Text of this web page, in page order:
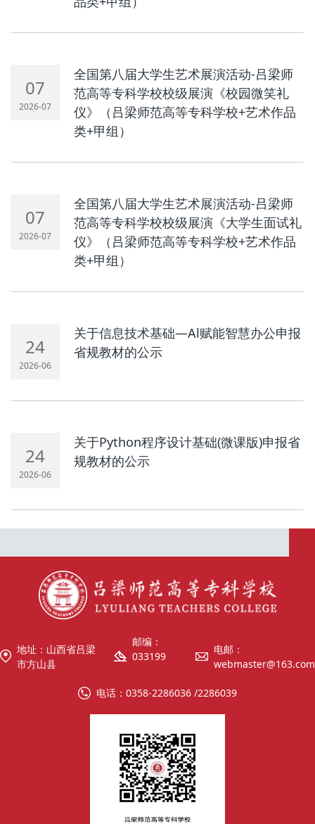
07
2026-07
全国第八届大学生艺术展演活动-吕梁师
范高等专科学校校级展演《校园微笑礼
仪》（吕梁师范高等专科学校+艺术作品
类+甲组）
07
2026-07
全国第八届大学生艺术展演活动-吕梁师
范高等专科学校校级展演《大学生面试礼
仪》（吕梁师范高等专科学校+艺术作品
类+甲组）
24
2026-06
关于信息技术基础—Al赋能智慧办公申报
省规教材的公示
24
2026-06
关于Python程序设计基础(微课版)申报省
规教材的公示
地址：山西省吕梁
市方山县
邮编：
033199
电邮：
webmaster@163.com
电话：0358-2286036 /2286039